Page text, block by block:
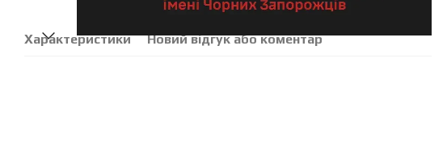
Характеристики Новий відгук або коментар